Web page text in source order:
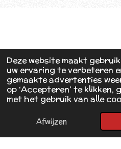
Deze website maakt
uw ervaring te verbeteren
gemaakte advertenties
op ‘Accepteren’ te klikken,
met het gebruik van alle
Afwijzen
E-mailadres